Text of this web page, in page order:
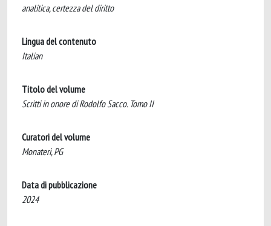
analitica, certezza del diritto
Lingua del contenuto
Italian
Titolo del volume
Scritti in onore di Rodolfo Sacco. Tomo II
Curatori del volume
Monateri, PG
Data di pubblicazione
2024